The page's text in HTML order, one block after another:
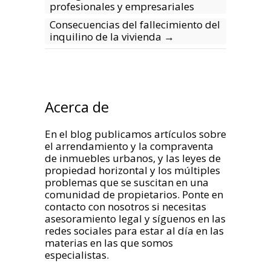
profesionales y empresariales
Consecuencias del fallecimiento del
inquilino de la vivienda →
Acerca de
En el blog publicamos artículos sobre
el arrendamiento y la compraventa
de inmuebles urbanos, y las leyes de
propiedad horizontal y los múltiples
problemas que se suscitan en una
comunidad de propietarios. Ponte en
contacto con nosotros si necesitas
asesoramiento legal y síguenos en las
redes sociales para estar al día en las
materias en las que somos
especialistas.